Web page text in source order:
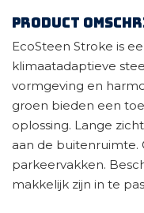
Product
EcoSteen Stroke is
klimaatadaptieve
vormgeving en
groen bieden een
oplossing. Lange
aan de buitenruimte.
parkeervakken.
makkelijk zijn in te